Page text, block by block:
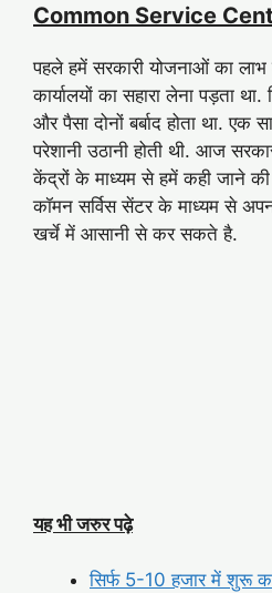
Common Service
पहले हमें सरकारी योजनाओं का
कार्यालयों का सहारा लेना पड़ता
और पैसा दोनों बर्बाद होता था. एक
परेशानी उठानी होती थी. आज
केंद्रों के माध्यम से हमें कही जाने
कॉमन सर्विस सेंटर के माध्यम से
खर्चे में आसानी से कर सकते है.
यह भी जरुर पढ़े
सिर्फ 5-10 हजार में शुरू